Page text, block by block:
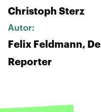
Christoph Sterz
Autor:
Felix Feldmann,
Reporter